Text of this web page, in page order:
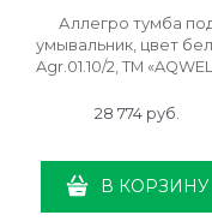
Аллегро тумба
умывальник, цвет
Agr.01.10/2, ТМ
28 774 руб.
В КОРЗИНУ